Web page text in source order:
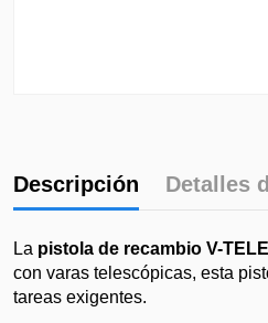
Descripción Detalles
La pistola de recambio V-
con varas telescópicas, esta
tareas exigentes.